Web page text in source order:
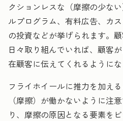
クションレスな（摩擦の少な
ルプログラム、有料広告、カ
の投資などが挙げられます。
日々取り組んでいれば、顧客
在顧客に伝えてくれるようにな
フライホイールに推力を加え
（摩擦）が働かないように注
り、摩擦の原因となる要素を